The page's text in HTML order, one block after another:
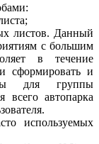
листов. Данный
с большим
в течение
сформировать и
для группы
всего автопарка
используемых